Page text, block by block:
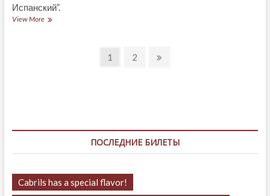
Испанский”.
View More(Español)
Page
1 Page
2
ПОСЛЕДНИЕ БИЛЕТЫ
Cabrils has a special flavor!